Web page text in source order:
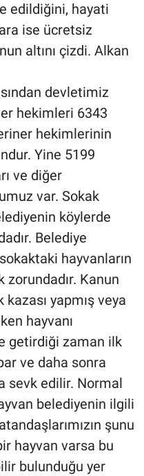
edildiğini, hayati
ise ücretsiz
altını çizdi. Alkan
devletimiz
hekimleri 6343
hekimlerinin
Yine 5199
ve diğer
var. Sokak
köylerde
Belediye
hayvanların
Kanun
kazası yapmış veya
hayvanı
getirdiği zaman ilk
ve daha sonra
sevk edilir. Normal
belediyenin ilgili
şunu
hayvan varsa bu
bulunduğu yer